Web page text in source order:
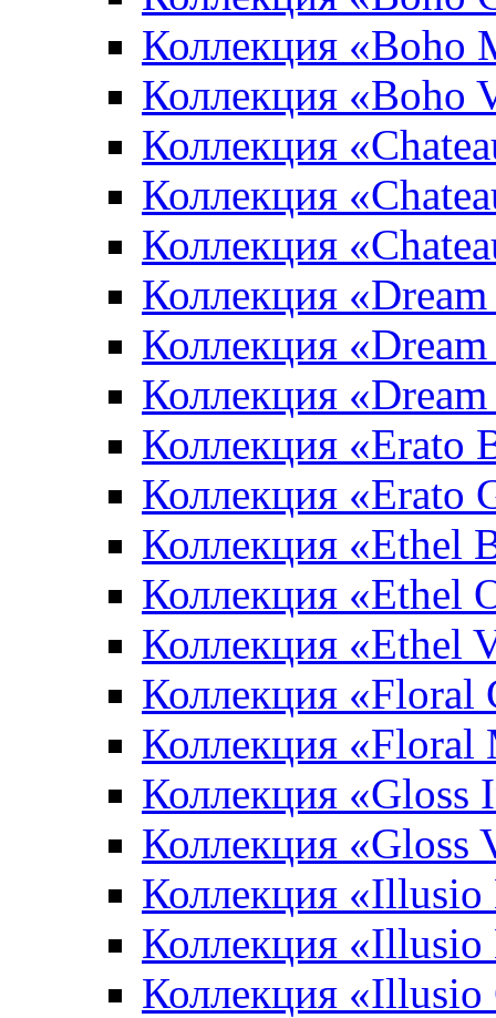
Коллекция «Boho
Коллекция «Boho
Коллекция
Коллекция
Коллекция
Коллекция
Коллекция
Коллекция
Коллекция «Erato
Коллекция «Erato
Коллекция «Ethel
Коллекция «Ethel
Коллекция «Ethel
Коллекция «Floral
Коллекция «Floral
Коллекция «Gloss
Коллекция «Gloss
Коллекция «Illusio
Коллекция «Illusio
Коллекция «Illusio